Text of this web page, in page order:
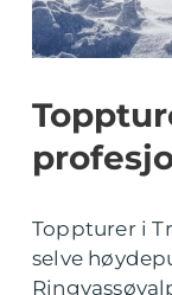
Toppturer i
selve